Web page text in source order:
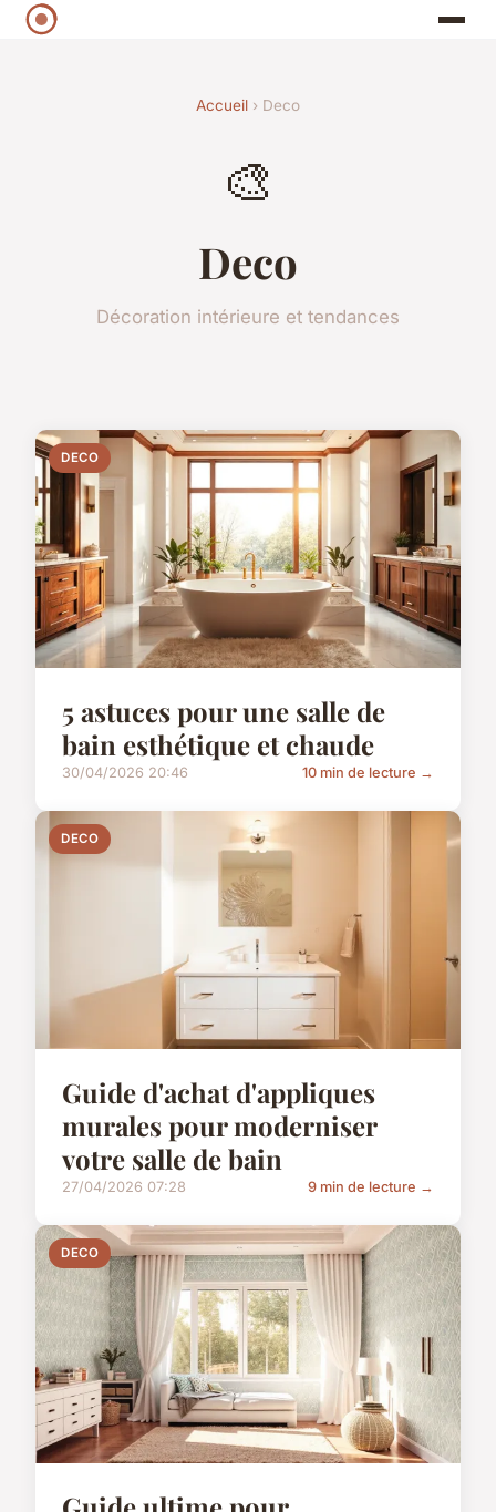
Accueil › Deco
🎨
Deco
Décoration intérieure et tendances
DECO
5 astuces pour une salle de
bain esthétique et chaude
30/04/2026 20:46 10 min de lecture →
DECO
Guide d'achat d'appliques
murales pour moderniser
votre salle de bain
27/04/2026 07:28 9 min de lecture →
DECO